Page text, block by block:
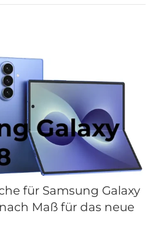
für Samsung Galaxy
Maß für das neue